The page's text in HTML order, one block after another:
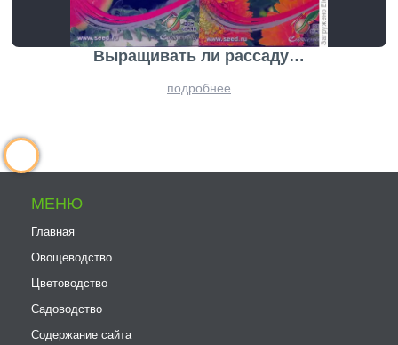
Выращивать ли рассаду…
подробнее
МЕНЮ
Главная
Овощеводство
Цветоводство
Садоводство
Содержание сайта